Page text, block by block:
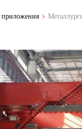
приложения